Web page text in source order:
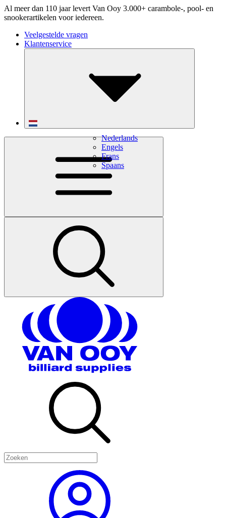
Al meer dan 110 jaar levert Van Ooy 3.000+ carambole-, pool- en
snookerartikelen voor iedereen.
Veelgestelde vragen
Klantenservice
Nederlands
Engels
Frans
Spaans